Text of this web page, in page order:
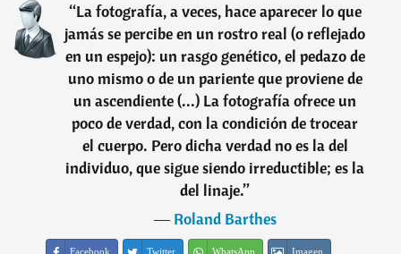
“La fotografía, a veces, hace aparecer lo que
jamás se percibe en un rostro real (o reflejado
en un espejo): un rasgo genético, el pedazo de
uno mismo o de un pariente que proviene de
un ascendiente (...) La fotografía ofrece un
poco de verdad, con la condición de trocear
el cuerpo. Pero dicha verdad no es la del
individuo, que sigue siendo irreductible; es la
del linaje.”
―Roland Barthes
Facebook Twitter WhatsApp Imagen